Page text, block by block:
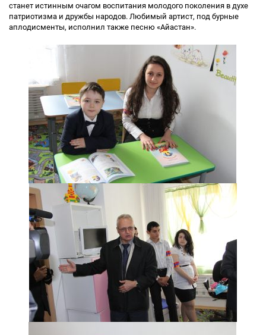
станет истинным очагом воспитания молодого поколения в духе
патриотизма и дружбы народов. Любимый артист, под бурные
аплодисменты, исполнил также песню «Айастан».